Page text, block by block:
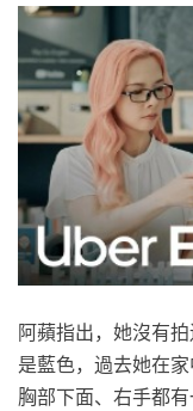
阿蘋指出，她沒有
是藍色，過去她在
胸部下面、右手都